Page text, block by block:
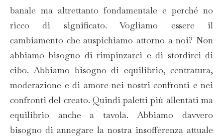
banale ma altrettanto fondamentale e perché no
ricco di significato. Vogliamo essere il
cambiamento che auspichiamo attorno a noi? Non
abbiamo bisogno di rimpinzarci e di stordirci di
cibo. Abbiamo bisogno di equilibrio, centratura,
moderazione e di amore nei nostri confronti e nei
confronti del creato. Quindi paletti più allentati ma
equilibrio anche a tavola. Abbiamo davvero
bisogno di annegare la nostra insofferenza attuale